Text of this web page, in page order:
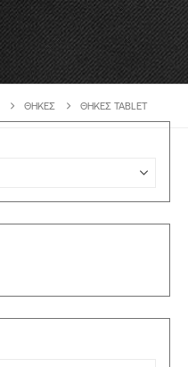
ΘΉΚΕΣ ΘΉΚΕΣ TABLET